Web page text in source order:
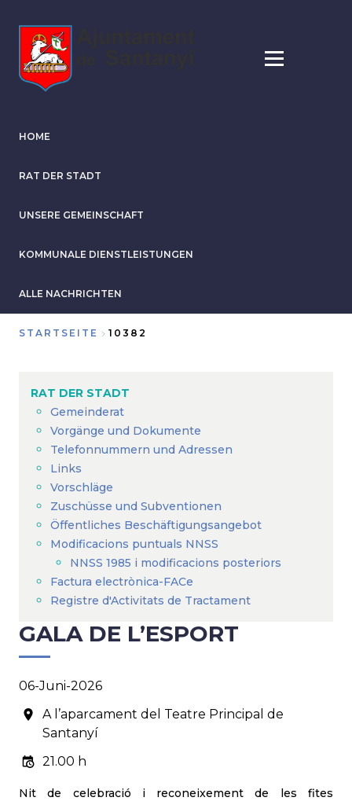
zum
Inhalt
HOME
RAT DER STADT
UNSERE GEMEINSCHAFT
KOMMUNALE DIENSTLEISTUNGEN
ALLE NACHRICHTEN
STARTSEITE 10382
RAT DER STADT
Gemeinderat
Vorgänge und Dokumente
Telefonnummern und Adressen
Links
Vorschläge
Zuschüsse und Subventionen
Öffentliches Beschäftigungsangebot
Modificacions puntuals NNSS
NNSS 1985 i modificacions posteriors
Factura electrònica-FACe
Registre d'Activitats de Tractament
GALA DE L’ESPORT
06-Juni-2026
A l’aparcament del Teatre Principal de
Santanyí
21.00 h
Nit de celebració i reconeixement de les fites